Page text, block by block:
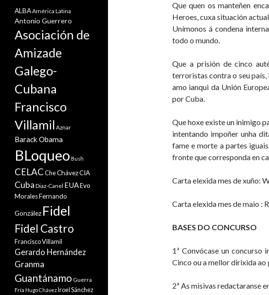
Que quen os manteñen
Heroes, cuxa situación
Unímonos á condena
todo o mundo.
Que a prisión de cinco
terroristas contra o seu país,
amo ianqui da Unión
por Cuba.
Que hoxe existe un inimigo
intentando impoñer unha
fame e morte a partes
fronte que corresponda en
Carta elexida mes de xuño:
Carta elexida mes de maio :
BASES DO CONCURSO
1ª Convócase un concurso
Cinco ou a mellor dirixida ao
2ª As misivas redactaranse
ALBAAmérica Latina
Antonio Guerrero
Asociación de
Amizade
Galego-
Cubana
Francisco
Villamil Aznar
Barack Obama
BLoqueo Bush
CELACCheChávezCIA
Cuba Diaz-Canel EUAEvo
MoralesFernando
González Fidel
Fidel Castro
Francisco Villamil
Gerardo Hernández
Granma
Guantánamo Guerra
Fría Hugo ChávezIroel Sánchez